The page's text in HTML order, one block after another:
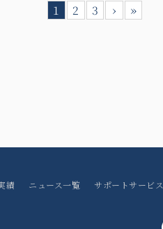
1 2 3 › »
績 ニュース一覧 サポートサービス